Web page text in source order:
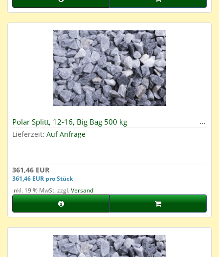
Polar Splitt, 12-16, Big Bag 500 kg
Lieferzeit: Auf Anfrage
361,46 EUR
361,46 EUR pro Stück
inkl. 19 % MwSt. zzgl.Versand